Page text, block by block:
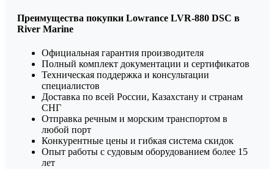
Преимущества покупки Lowrance LVR-880 DSC в
River Marine
Официальная гарантия производителя
Полный комплект документации и сертификатов
Техническая поддержка и консультации
специалистов
Доставка по всей России, Казахстану и странам
СНГ
Отправка речным и морским транспортом в
любой порт
Конкурентные цены и гибкая система скидок
Опыт работы с судовым оборудованием более 15
лет